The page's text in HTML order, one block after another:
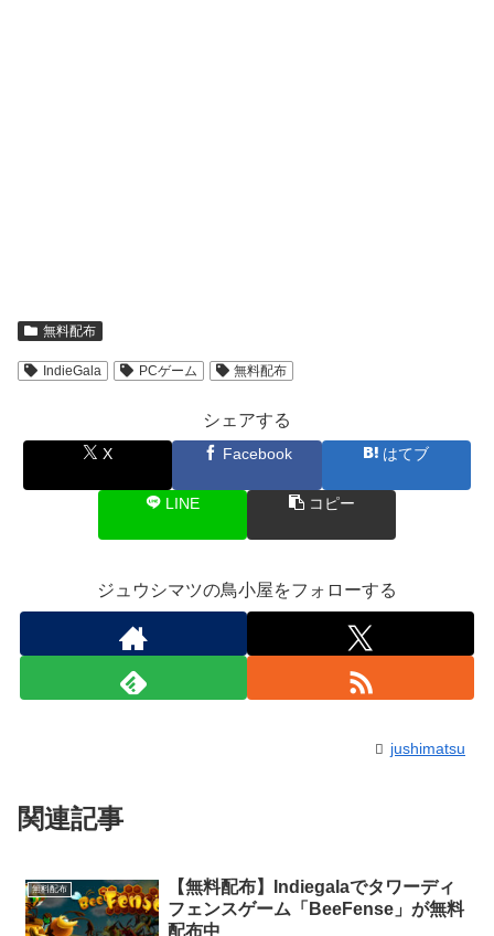
無料配布
IndieGala PCゲーム 無料配布
シェアする
X Facebook はてブ
LINE コピー
ジュウシマツの鳥小屋をフォローする
jushimatsu
関連記事
無料配布
【無料配布】Indiegalaでタワーディ
フェンスゲーム「BeeFense」が無料
配布中